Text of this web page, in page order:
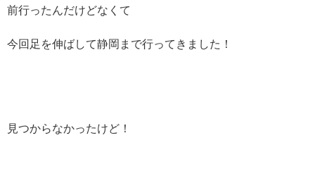
前行ったんだけどなくて
今回足を伸ばして静岡まで行ってきました！
見つからなかったけど！